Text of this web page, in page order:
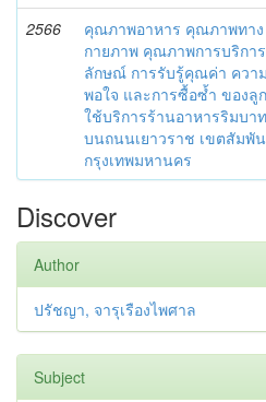
2566
คุณภาพอาหาร คุณภาพทาง
กายภาพ คุณภาพการบริกา
ลักษณ์ การรับรู้คุณค่า ควา
พอใจ และการซื้อซ้ำ ของลู
ใช้บริการร้านอาหารริมบา
บนถนนเยาวราช เขตสัมพั
กรุงเทพมหานคร
Discover
Author
ปรัชญา, จารุเรืองไพศาล
Subject